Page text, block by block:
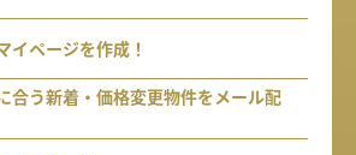
イページを作成！
合う新着・価格変更物件をメール配